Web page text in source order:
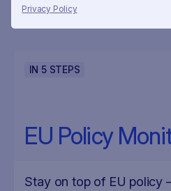
Privacy Policy
IN 5STEPS
EU Policy
Stay on top of EU policy